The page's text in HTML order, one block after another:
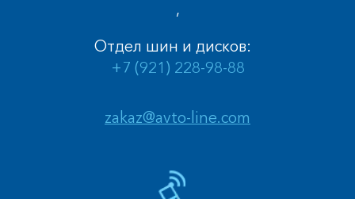
,
zakaz@avto-line.com
Отдел шин и дисков:
+7 (921) 228-98-88